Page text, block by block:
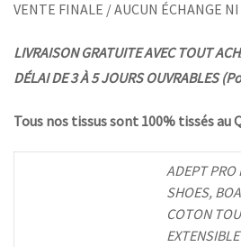
VENTE FINALE / AUCUN ÉCHANGE
LIVRAISON GRATUITE AVEC TOUT
DÉLAI DE 3 À 5 JOURS OUVRABLES
Tous nos tissus sont 100% tissés au
ADEPT PRO
SHOES,
COTON